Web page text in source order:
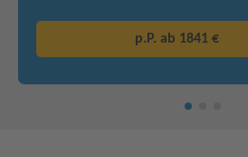
p.P. ab 1841 €